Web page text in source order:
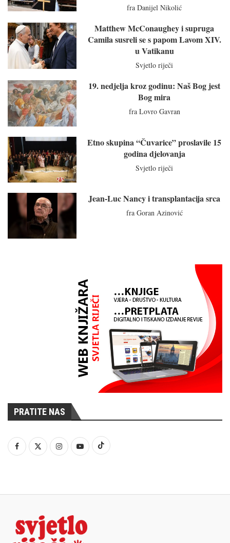
fra Danijel Nikolić
Matthew McConaughey i supruga
Camila susreli se s papom Lavom XIV.
u Vatikanu
Svjetlo riječi
19. nedjelja kroz godinu: Naš Bog jest
Bog mira
fra Lovro Gavran
Etno skupina “Čuvarice” proslavile 15
godina djelovanja
Svjetlo riječi
Jean-Luc Nancy i transplantacija srca
fra Goran Azinović
PRATITE NAS